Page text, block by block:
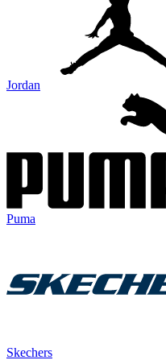
Jordan
Puma
Skechers